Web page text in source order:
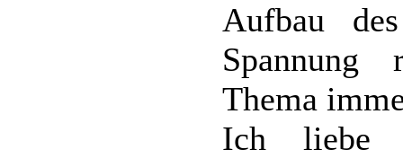
Aufbau
Spannung
Thema
Ich liebe